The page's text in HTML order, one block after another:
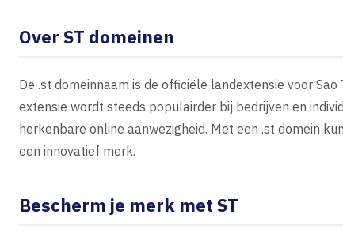
Over ST domeinen
De .st domeinnaam is de officiële landextensie voor
extensie wordt steeds populairder bij bedrijven en
herkenbare online aanwezigheid. Met een .st domein
een innovatief merk.
Bescherm je merk met ST